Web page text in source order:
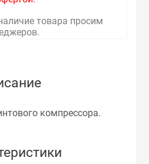
товара просим
компрессора.